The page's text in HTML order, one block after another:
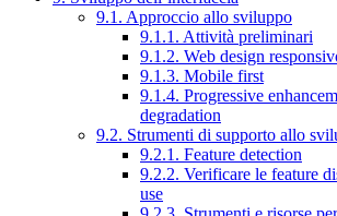
9.1. Approccio allo sviluppo
9.1.1. Attività preliminari
9.1.2. Web design
9.1.3. Mobile first
9.1.4. Progressive
degradation
9.2. Strumenti di supporto allo
9.2.1. Feature detection
9.2.2. Verificare le feature
use